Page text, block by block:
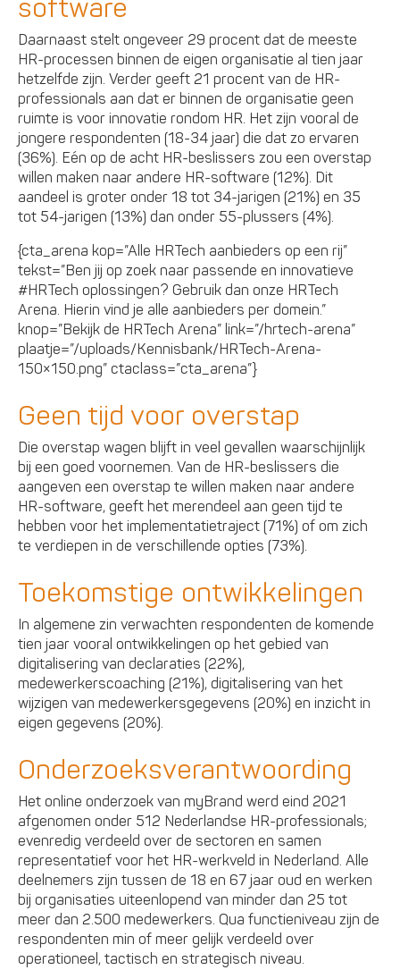
software
Daarnaast stelt ongeveer 29 procent dat de meeste
HR-processen binnen de eigen organisatie al tien jaar
hetzelfde zijn. Verder geeft 21 procent van de HR-
professionals aan dat er binnen de organisatie geen
ruimte is voor innovatie rondom HR. Het zijn vooral de
jongere respondenten (18-34 jaar) die dat zo ervaren
(36%). Eén op de acht HR-beslissers zou een overstap
willen maken naar andere HR-software (12%). Dit
aandeel is groter onder 18 tot 34-jarigen (21%) en 35
tot 54-jarigen (13%) dan onder 55-plussers (4%).
{cta_arena kop=”Alle HRTech aanbieders op een rij”
tekst=”Ben jij op zoek naar passende en innovatieve
#HRTech oplossingen? Gebruik dan onze HRTech
Arena. Hierin vind je alle aanbieders per domein.”
knop=”Bekijk de HRTech Arena” link=”/hrtech-arena”
plaatje=”/uploads/Kennisbank/HRTech-Arena-
150×150.png” ctaclass=”cta_arena”}
Geen tijd voor overstap
Die overstap wagen blijft in veel gevallen waarschijnlijk
bij een goed voornemen. Van de HR-beslissers die
aangeven een overstap te willen maken naar andere
HR-software, geeft het merendeel aan geen tijd te
hebben voor het implementatietraject (71%) of om zich
te verdiepen in de verschillende opties (73%).
Toekomstige ontwikkelingen
In algemene zin verwachten respondenten de komende
tien jaar vooral ontwikkelingen op het gebied van
digitalisering van declaraties (22%),
medewerkerscoaching (21%), digitalisering van het
wijzigen van medewerkersgegevens (20%) en inzicht in
eigen gegevens (20%).
Onderzoeksverantwoording
Het online onderzoek van myBrand werd eind 2021
afgenomen onder 512 Nederlandse HR-professionals;
evenredig verdeeld over de sectoren en samen
representatief voor het HR-werkveld in Nederland. Alle
deelnemers zijn tussen de 18 en 67 jaar oud en werken
bij organisaties uiteenlopend van minder dan 25 tot
meer dan 2.500 medewerkers. Qua functieniveau zijn de
respondenten min of meer gelijk verdeeld over
operationeel, tactisch en strategisch niveau.